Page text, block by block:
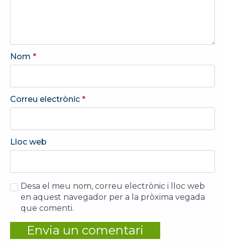
Nom *
Correu electrònic *
Lloc web
Desa el meu nom, correu electrònic i lloc web
en aquest navegador per a la pròxima vegada
que comenti.